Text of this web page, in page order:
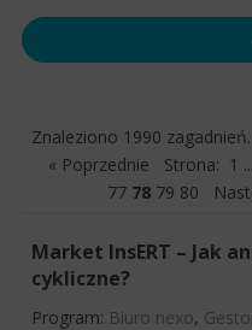
Znaleziono 1990 zagadnień.
« Poprzednie Strona: 1 ...
77 78 79 80
Market InsERT – Jak
cykliczne?
Program: Biuro nexo,